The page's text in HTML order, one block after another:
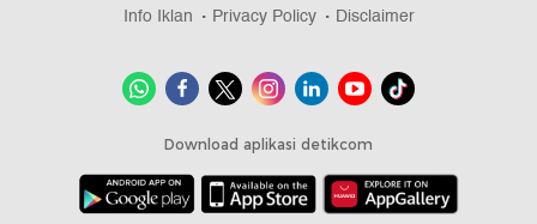
Info Iklan
Privacy Policy Disclaimer
Download aplikasi detikcom